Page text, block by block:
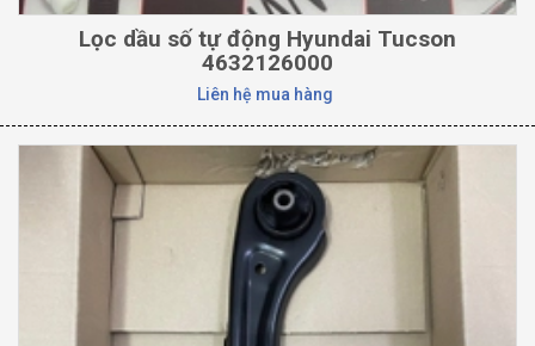
Lọc dầu số tự động Hyundai Tucson
4632126000
Liên hệ mua hàng